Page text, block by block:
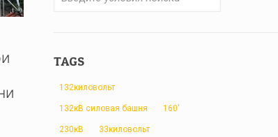
TAGS
132киловольт
132кВ силовая башня 160'
230кВ 33киловольт